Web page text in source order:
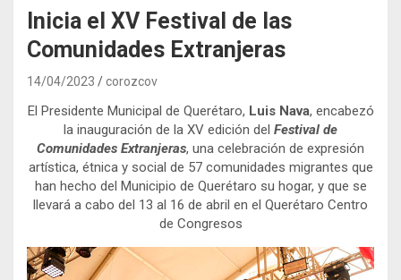
Inicia el XV Festival de las
Comunidades Extranjeras
14/04/2023 corozcov
El Presidente Municipal de Querétaro, Luis Nava, encabezó
la inauguración de la XV edición del Festival de
Comunidades Extranjeras, una celebración de expresión
artística, étnica y social de 57 comunidades migrantes que
han hecho del Municipio de Querétaro su hogar, y que se
llevará a cabo del 13 al 16 de abril en el Querétaro Centro
de Congresos